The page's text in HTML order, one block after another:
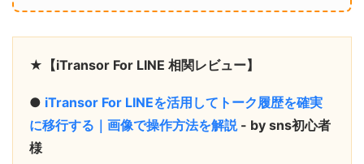
★【iTransor For LINE 相関レビュー】
● iTransor For LINEを活用してトーク履歴を確実
に移行する｜画像で操作方法を解説- by sns初心者
様